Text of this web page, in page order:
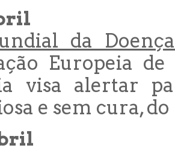
da
Europeia
visa alertar
e sem cura,